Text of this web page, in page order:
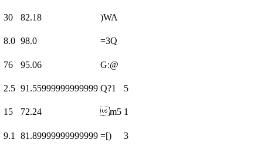
30 82.18 )WA
8.0 98.0 =3Q
76 95.06 G:@
2.5 91.55999999999999 Q?1 5
15 72.24 m5 1
9.1 81.89999999999999 =[) 3